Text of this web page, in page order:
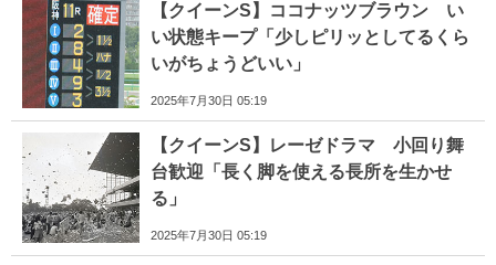
【クイーンS】ココナッツブラウン い
い状態キープ「少しピリッとしてるくら
いがちょうどいい」
2025年7月30日 05:19
【クイーンS】レーゼドラマ 小回り舞
台歓迎「長く脚を使える長所を生かせ
る」
2025年7月30日 05:19